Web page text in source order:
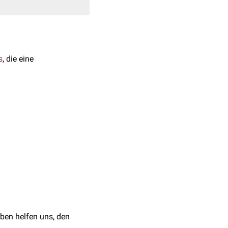
, die eine
helfen uns, den